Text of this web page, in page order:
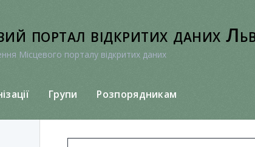
портал відкритих даних
Місцевого порталу відкритих даних
Групи Розпорядникам